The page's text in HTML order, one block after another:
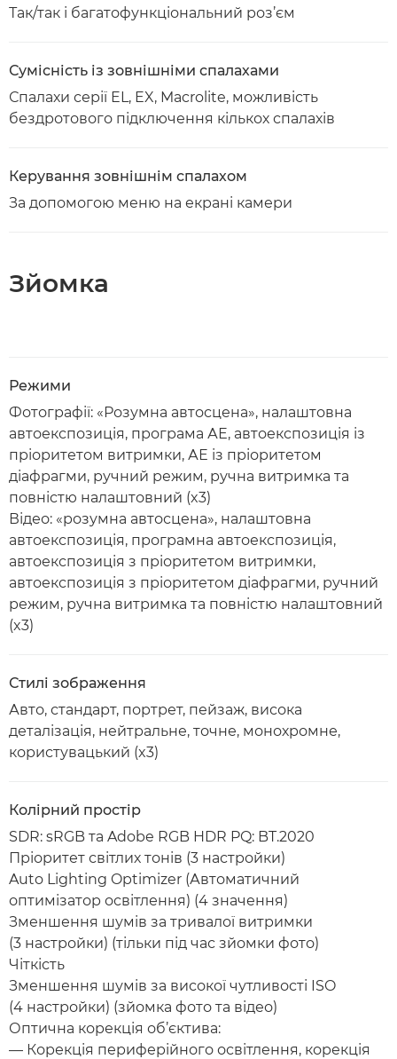
Так/так і багатофункціональний роз’єм
Сумісність із зовнішніми спалахами
Спалахи серії EL, EX, Macrolite, можливість
бездротового підключення кількох спалахів
Керування зовнішнім спалахом
За допомогою меню на екрані камери
Зйомка
Режими
Фотографії: «Розумна автосцена», налаштовна
автоекспозиція, програма АЕ, автоекспозиція із
пріоритетом витримки, АЕ із пріоритетом
діафрагми, ручний режим, ручна витримка та
повністю налаштовний (x3)
Відео: «розумна автосцена», налаштовна
автоекспозиція, програмна автоекспозиція,
автоекспозиція з пріоритетом витримки,
автоекспозиція з пріоритетом діафрагми, ручний
режим, ручна витримка та повністю налаштовний
(x3)
Стилі зображення
Авто, стандарт, портрет, пейзаж, висока
деталізація, нейтральне, точне, монохромне,
користувацький (x3)
Колірний простір
SDR: sRGB та Adobe RGB HDR PQ: BT.2020
Пріоритет світлих тонів (3 настройки)
Auto Lighting Optimizer (Автоматичний
оптимізатор освітлення) (4 значення)
Зменшення шумів за тривалої витримки
(3 настройки) (тільки під час зйомки фото)
Чіткість
Зменшення шумів за високої чутливості ISO
(4 настройки) (зйомка фото та відео)
Оптична корекція об’єктива:
— Корекція периферійного освітлення, корекція